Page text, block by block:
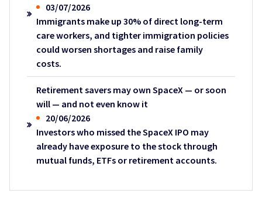
03/07/2026
Immigrants make up 30% of direct long-term
care workers, and tighter immigration policies
could worsen shortages and raise family
costs.
Retirement savers may own SpaceX — or soon
will — and not even know it
20/06/2026
Investors who missed the SpaceX IPO may
already have exposure to the stock through
mutual funds, ETFs or retirement accounts.